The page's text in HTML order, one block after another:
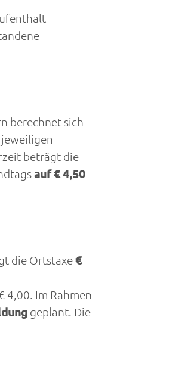
berechnet sich
beträgt die
auf € 4,50
die Ortstaxe€
4,00. Im Rahmen
geplant. Die